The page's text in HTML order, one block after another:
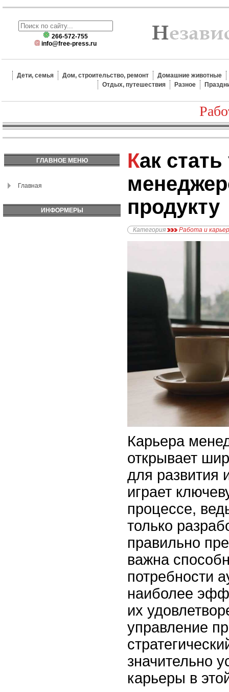
266-572-755
info@free-press.ru
Дети, семья Дом, строительство, ремонт
Домашние животные
Отдых, путешествия
Разное
ГЛАВНОЕ МЕНЮ
Главная
ИНФОРМЕРЫ
Как стать успешным
продукту
Категория Работа и
Карьера
открывает
для развития
играет
процессе,
только
правильно
важна
потребности
наиболее
их
управление
значительно
карьеры в